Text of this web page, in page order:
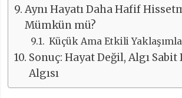
Aynı Hayatı Daha Hafif
Mümkün mü?
Küçük Ama Etkili
Sonuç: Hayat Değil, Algı Sabit
Algısı